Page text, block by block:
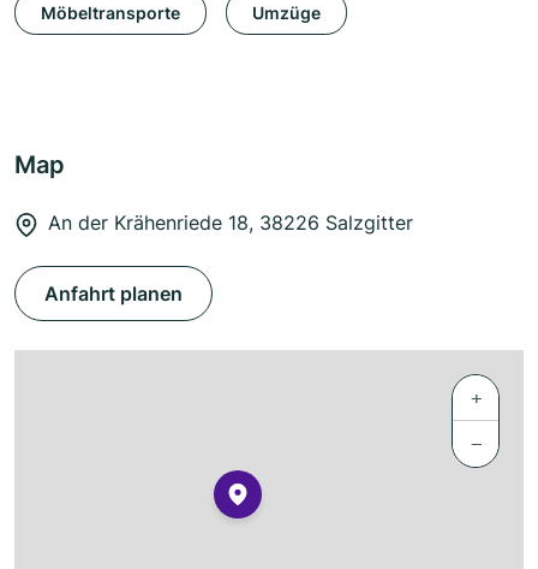
Möbeltransporte Umzüge
Map
An der Krähenriede 18, 38226 Salzgitter
Anfahrt planen
+
−